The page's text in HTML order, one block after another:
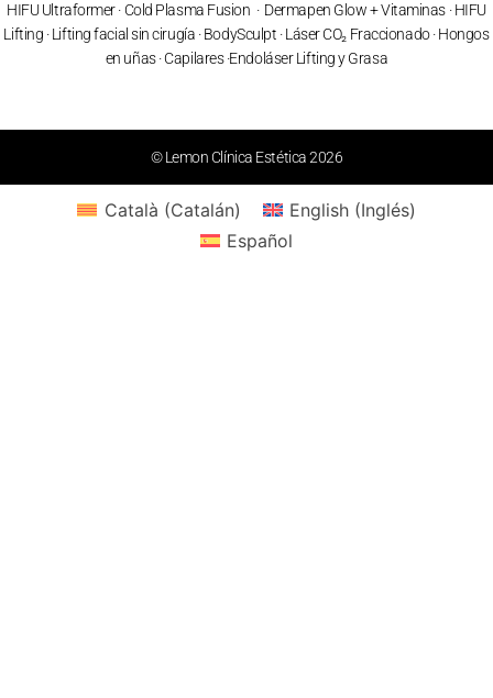
HIFU Ultraformer· Cold Plasma Fusion · Dermapen Glow + Vitaminas ·HIFU
Lifting ·Lifting facial sin cirugía ·BodySculpt ·Láser CO₂ Fraccionado· Hongos
en uñas ·Capilares·Endoláser Lifting y Grasa
© Lemon Clínica Estética 2026
Català (Catalán) English(Inglés)
Español